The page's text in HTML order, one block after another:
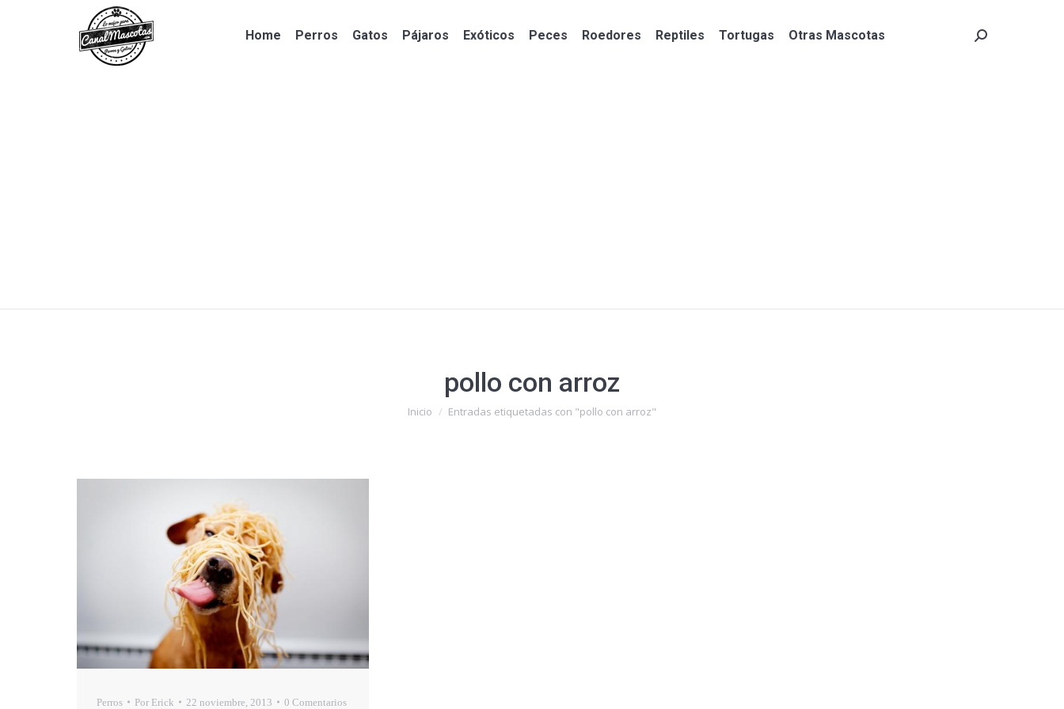
Home Perros Gatos Pájaros Exóticos Peces Roedores Reptiles Tortugas Otras Mascotas Search:
pollo con arroz
Estás aquí:
Inicio Entradas etiquetadas con "pollo con arroz"
Perros Por Erick 22 noviembre, 2013 0 Comentarios
Home Perros Gatos Pájaros Exóticos Peces Roedores Reptiles Tortugas Otras Mascotas Search: